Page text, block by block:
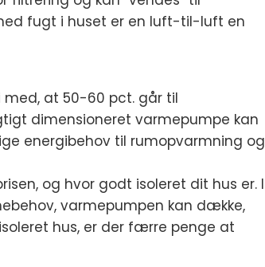
fugt i huset er en luft-til-luft en
at 50-60 pct. går til
dimensioneret varmepumpe kan
energibehov til rumopvarmning og
og hvor godt isoleret dit hus er. I
varmepumpen kan dække,
hus, er der færre penge at